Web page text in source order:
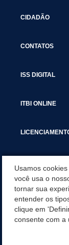
CIDADÃO
CONTATOS
ISS DIGITAL
ITBI ONLINE
SERVIÇOS
SERVIÇOS DO
Usamos
você usa o
tornar sua
entender os
clique em
consente com a